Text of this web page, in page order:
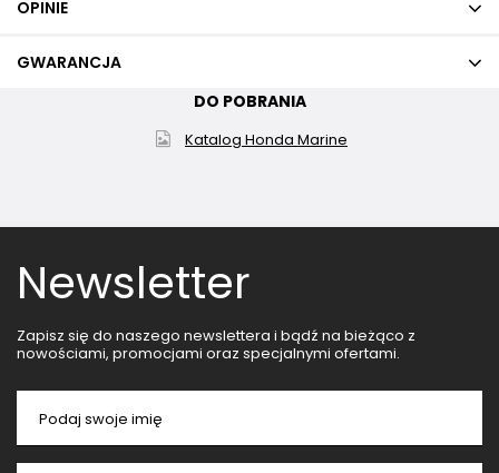
OPINIE
GWARANCJA
DO POBRANIA
Katalog Honda Marine
Newsletter
Zapisz się do naszego newslettera i bądź na bieżąco z
nowościami, promocjami oraz specjalnymi ofertami.
Podaj swoje imię